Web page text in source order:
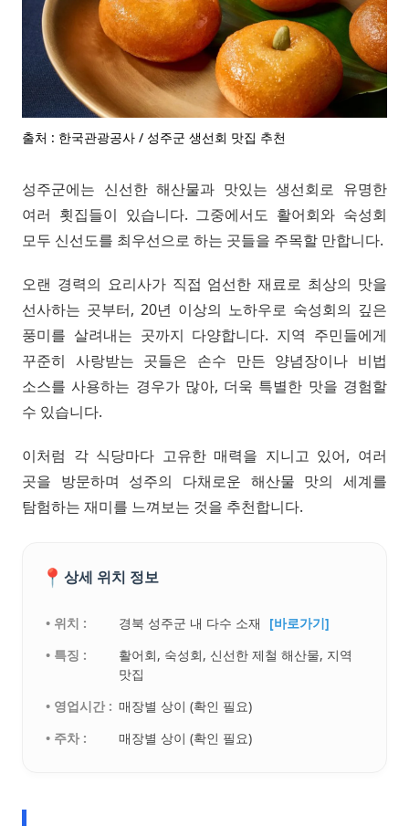
출처 : 한국관광공사 / 성주군 생선회 맛집 추천
성주군에는 신선한 해산물과 맛있는 생선회로 유명한
여러 횟집들이 있습니다. 그중에서도 활어회와 숙성회
모두 신선도를 최우선으로 하는 곳들을 주목할 만합니다.
오랜 경력의 요리사가 직접 엄선한 재료로 최상의 맛을
선사하는 곳부터, 20년 이상의 노하우로 숙성회의 깊은
풍미를 살려내는 곳까지 다양합니다. 지역 주민들에게
꾸준히 사랑받는 곳들은 손수 만든 양념장이나 비법
소스를 사용하는 경우가 많아, 더욱 특별한 맛을 경험할
수 있습니다.
이처럼 각 식당마다 고유한 매력을 지니고 있어, 여러
곳을 방문하며 성주의 다채로운 해산물 맛의 세계를
탐험하는 재미를 느껴보는 것을 추천합니다.
📍 상세 위치 정보
• 위치 : 경북 성주군 내 다수 소재
[바로가기]
• 특징 :
활어회, 숙성회, 신선한 제철 해산물, 지역
맛집
• 영업시간 : 매장별 상이 (확인 필요)
• 주차 :
매장별 상이 (확인 필요)